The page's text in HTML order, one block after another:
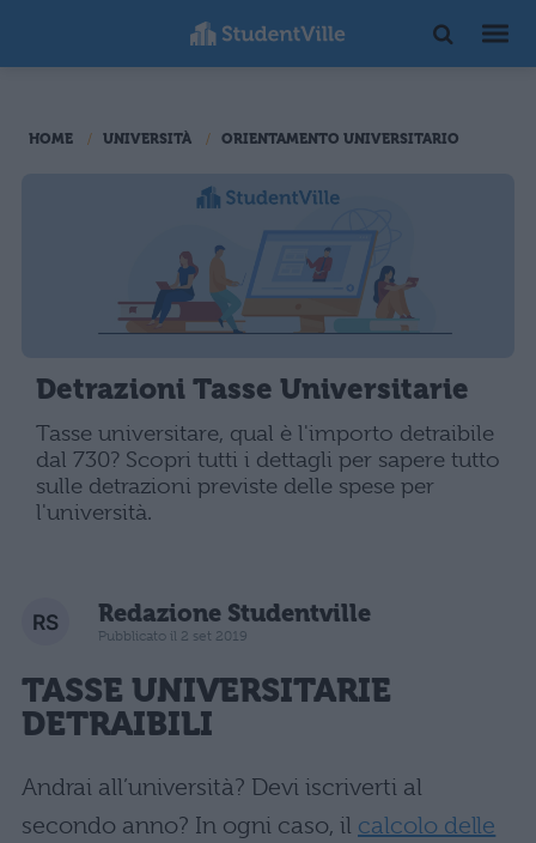
HOME UNIVERSITÀ ORIENTAMENTO UNIVERSITARIO
Detrazioni Tasse Universitarie
Tasse universitare, qual è l'importo detraibile
dal 730? Scopri tutti i dettagli per sapere tutto
sulle detrazioni previste delle spese per
l'università.
Redazione Studentville
Pubblicato il 2 set 2019
TASSE UNIVERSITARIE
DETRAIBILI
Andrai all’università? Devi iscriverti al
secondo anno? In ogni caso, il calcolo delle